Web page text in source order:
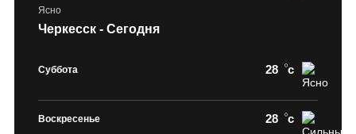
Ясно
Черкесск - Сегодня
Суббота 28 c
Воскресенье 28 c